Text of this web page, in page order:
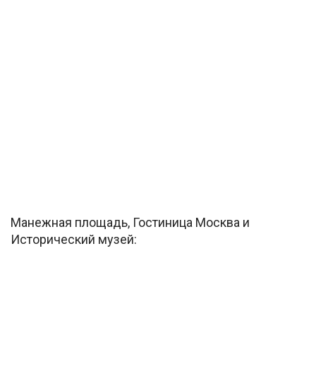
Манежная площадь, Гостиница Москва и
Исторический музей: